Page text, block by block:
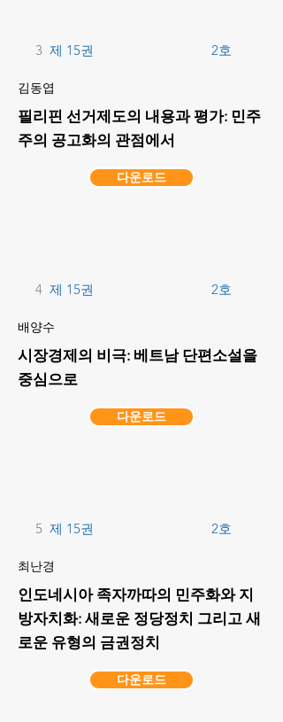
3 제 15권 2호
김동엽
필리핀 선거제도의 내용과 평가: 민주
주의 공고화의 관점에서
다운로드
4 제 15권 2호
배양수
시장경제의 비극: 베트남 단편소설을
중심으로
다운로드
5 제 15권 2호
최난경
인도네시아 족자까따의 민주화와 지
방자치화: 새로운 정당정치 그리고 새
로운 유형의 금권정치
다운로드